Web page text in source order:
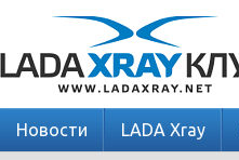
Новости LADA Xray